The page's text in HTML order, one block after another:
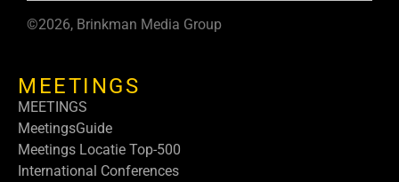
©2026, Brinkman Media Group
MEETINGS
MEETINGS
MeetingsGuide
Meetings Locatie Top-500
International Conferences